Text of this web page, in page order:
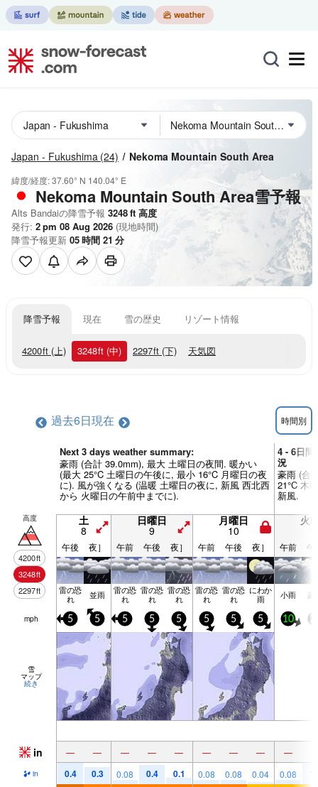
Japan - Fukushima (24) Nekoma Mountain South Area
緯度/経度:37.60° N 140.04° E
Nekoma Mountain South Area雪予報
Alts Bandaiの降雪予報 3248ft 高度
発行: 2 pm 08 Aug 2026 (現地時間)
降雪予報更新 05時間 21 分
降雪予報 現在 雪の歴史 リゾート情報
4200ft (上) 3248ft (中) 2297ft (下) 天気図
過去6日現在 時間別
Next 3 days weather summary:
豪雨 (合計 39.0mm), 最大 土曜日の夜間. 暖かい
(最大 25°C 土曜日の午後に, 最小 16°C 月曜日の夜
に). 風が強くなる (温暖 土曜日の夜に, 新風 西北西
から 火曜日の午前中までに).
4 - 6日
況
豪雨 (合
21°C 木
新風.
高度
4200ft
3248ft
2297ft
土
8
日曜日
9
月曜日
10
火
午後 夜］ 午前 午後 夜］ 午前 午後 夜］ 午前 午
雷の恐
れ 並雨 雷の恐
れ
雷の恐
れ
雷の恐
れ
雷の恐
れ
雷の恐
れ
にわか
雨 小雨 豪
mph 5 5 5 5 5 5 5 5 10
雪
マップ
続き
in — — — — — — — — —
in 0.4 0.3 0.08 0.4 0.1 0.08 0.08 0.04 0.08